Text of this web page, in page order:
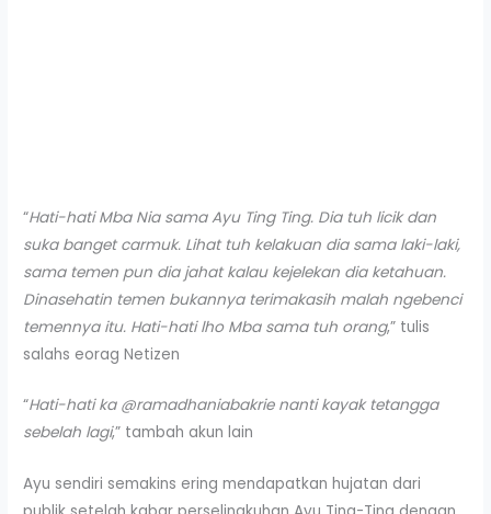
“Hati-hati Mba Nia sama Ayu Ting Ting. Dia tuh licik dan
suka banget carmuk. Lihat tuh kelakuan dia sama laki-laki,
sama temen pun dia jahat kalau kejelekan dia ketahuan.
Dinasehatin temen bukannya terimakasih malah ngebenci
temennya itu. Hati-hati lho Mba sama tuh orang,” tulis
salahs eorag Netizen
“Hati-hati ka @ramadhaniabakrie nanti kayak tetangga
sebelah lagi,” tambah akun lain
Ayu sendiri semakins ering mendapatkan hujatan dari